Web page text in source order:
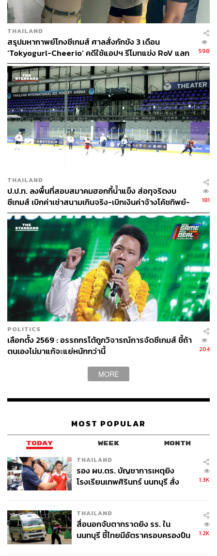
THAILAND
สรุปมหากาพย์โกงซีเกมส์ ศาลสั่งกักขัง 3 เดือน
‘Tokyogurl-Cheerio’ คดีใช้แอปฯ รีโมทแข่ง RoV แลก
ไอโฟน
598
THAILAND
ป.ป.ท. ลงพื้นที่สอบสมาคมฮอกกี้น้ำแข็ง ส่อทุจริตงบ
ซีเกมส์ เบิกค่าเช่าสนามเกินจริง-เบิกเงินค่าจ้างโค้ชทิพย์-
หักหัวคิวเบี้ยเลี้ยงนักกีฬา
181
POLITICS
เลือกตั้ง 2569 : อรรถกรโต้ถูกวิจารณ์การจัดซีเกมส์ ชี้ถ้า
ตนเองไม่มาแก้จะแย่หนักกว่านี้
204
MORE
MOST POPULAR
TODAY WEEK MONTH
THAILAND
รอง ผบ.ตร. บัญชาการเหตุยิง
โรงเรียนเทพศิรินทร์ นนทบุรี สั่ง
1.3K
THAILAND
สื่อนอกจับตากราดยิง รร. ใน
นนทบุรี ชี้ไทยมีอัตราครอบครองปืน
1.2K